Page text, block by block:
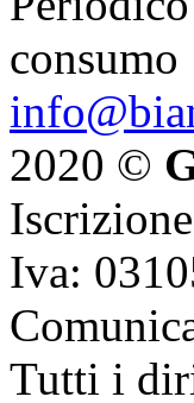
consumo
2020 ©
Iva:
Tutti i